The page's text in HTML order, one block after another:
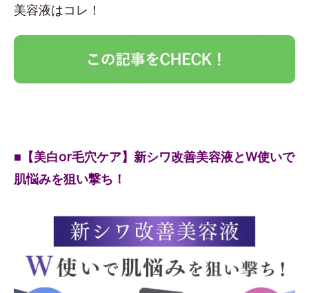
美容液はコレ！
■【美白or毛穴ケア】新シワ改善美容液とW使いで
肌悩みを狙い撃ち！